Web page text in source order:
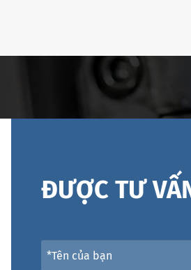
ĐƯỢC TƯ